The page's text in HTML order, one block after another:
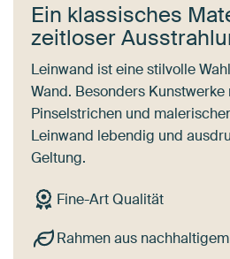
Ein klassisches
zeitloser
Leinwand ist eine stilvolle
Wand. Besonders Kunstwerke
Pinselstrichen und
Leinwand lebendig und
Geltung.
Fine-Art Qualität
Rahmen aus